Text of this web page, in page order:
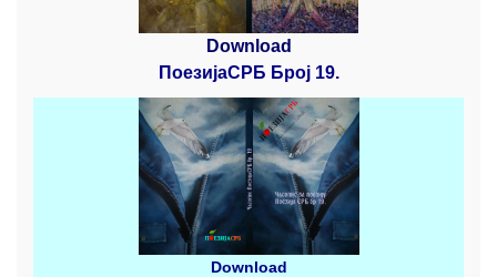
Download
ПоезијаСРБ Број 19.
Download